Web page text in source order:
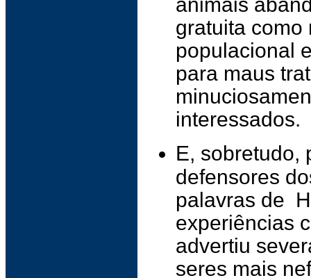
gratuita como
populacional
para maus
interessados.
E, sobretudo,
defensores
palavras de
experiências
advertiu
seres mais